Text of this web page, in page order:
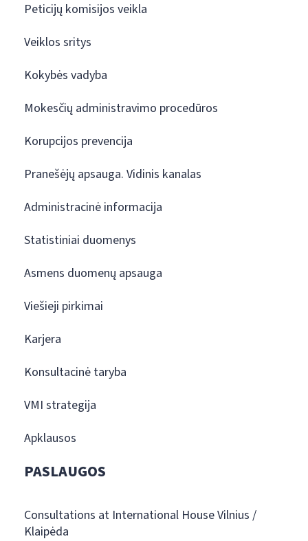
Peticijų komisijos veikla
Veiklos sritys
Kokybės vadyba
Mokesčių administravimo procedūros
Korupcijos prevencija
Pranešėjų apsauga. Vidinis kanalas
Administracinė informacija
Statistiniai duomenys
Asmens duomenų apsauga
Viešieji pirkimai
Karjera
Konsultacinė taryba
VMI strategija
Apklausos
PASLAUGOS
Consultations at International House Vilnius /
Klaipėda